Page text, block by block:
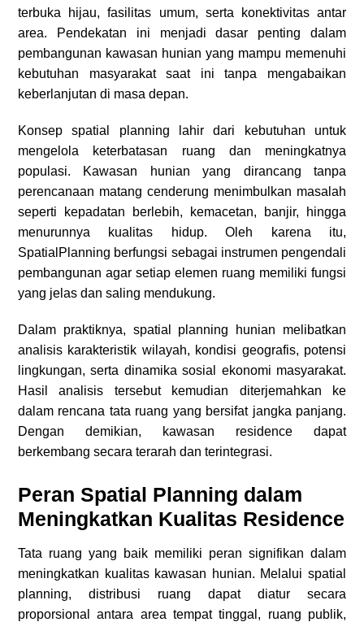
terbuka hijau, fasilitas umum, serta konektivitas antar
area. Pendekatan ini menjadi dasar penting dalam
pembangunan kawasan hunian yang mampu memenuhi
kebutuhan masyarakat saat ini tanpa mengabaikan
keberlanjutan di masa depan.
Konsep spatial planning lahir dari kebutuhan untuk
mengelola keterbatasan ruang dan meningkatnya
populasi. Kawasan hunian yang dirancang tanpa
perencanaan matang cenderung menimbulkan masalah
seperti kepadatan berlebih, kemacetan, banjir, hingga
menurunnya kualitas hidup. Oleh karena itu,
SpatialPlanning berfungsi sebagai instrumen pengendali
pembangunan agar setiap elemen ruang memiliki fungsi
yang jelas dan saling mendukung.
Dalam praktiknya, spatial planning hunian melibatkan
analisis karakteristik wilayah, kondisi geografis, potensi
lingkungan, serta dinamika sosial ekonomi masyarakat.
Hasil analisis tersebut kemudian diterjemahkan ke
dalam rencana tata ruang yang bersifat jangka panjang.
Dengan demikian, kawasan residence dapat
berkembang secara terarah dan terintegrasi.
Peran Spatial Planning dalam
Meningkatkan Kualitas Residence
Tata ruang yang baik memiliki peran signifikan dalam
meningkatkan kualitas kawasan hunian. Melalui spatial
planning, distribusi ruang dapat diatur secara
proporsional antara area tempat tinggal, ruang publik,